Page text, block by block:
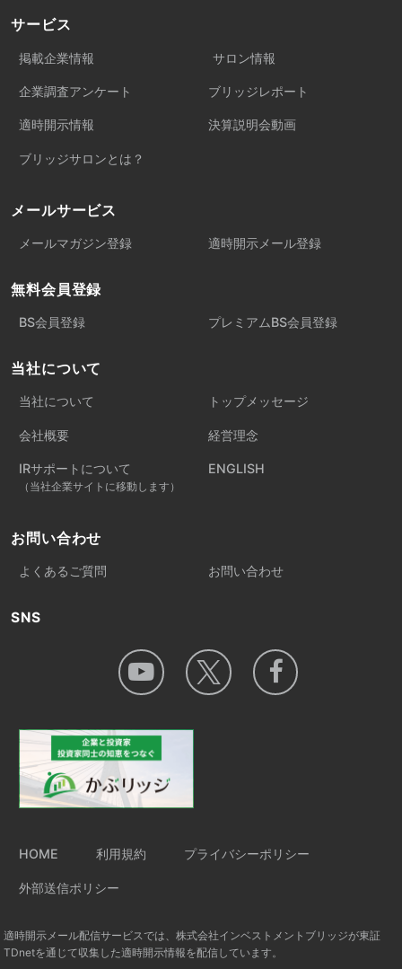
サービス
掲載企業情報 サロン情報
企業調査アンケート ブリッジレポート
適時開示情報 決算説明会動画
ブリッジサロンとは？
メールサービス
メールマガジン登録 適時開示メール登録
無料会員登録
BS会員登録 プレミアムBS会員登録
当社について
当社について トップメッセージ
会社概要 経営理念
IRサポートについて
（当社企業サイトに移動します）
ENGLISH
お問い合わせ
よくあるご質問 お問い合わせ
SNS
HOME 利用規約 プライバシーポリシー
外部送信ポリシー
適時開示メール配信サービスでは、株式会社インベストメントブリッジが東証
TDnetを通じて収集した適時開示情報を配信しています。